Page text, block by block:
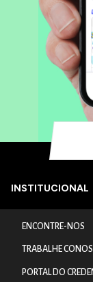
INSTITUCIONAL
ENCONTRE-NOS
TRABALHE
PORTAL DO